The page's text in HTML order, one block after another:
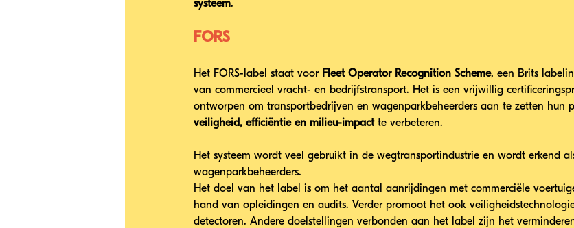
systeem.
FORS
Het FORS-label staat voor Fleet Operator Recognition Scheme, een Brits
van commercieel vracht- en bedrijfstransport. Het is een vrijwillig
ontworpen om transportbedrijven en wagenparkbeheerders aan te zetten hun
veiligheid, efficiëntie en milieu-impact te verbeteren.
Het systeem wordt veel gebruikt in de wegtransportindustrie en wordt erkend
wagenparkbeheerders.
Het doel van het label is om het aantal aanrijdingen met commerciële
hand van opleidingen en audits. Verder promoot het ook
detectoren. Andere doelstellingen verbonden aan het label zijn het